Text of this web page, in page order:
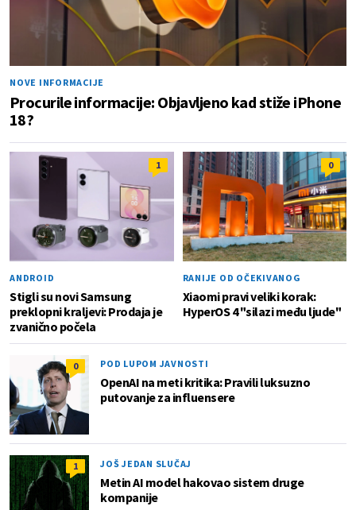
NOVE INFORMACIJE
Procurile informacije: Objavljeno kad stiže iPhone
18?
1
ANDROID
Stigli su novi Samsung
preklopni kraljevi: Prodaja je
zvanično počela
0
RANIJE OD OČEKIVANOG
Xiaomi pravi veliki korak:
HyperOS 4 "silazi među ljude"
0 POD LUPOM JAVNOSTI
OpenAI na meti kritika: Pravili luksuzno
putovanje za influensere
1 JOŠ JEDAN SLUČAJ
Metin AI model hakovao sistem druge
kompanije